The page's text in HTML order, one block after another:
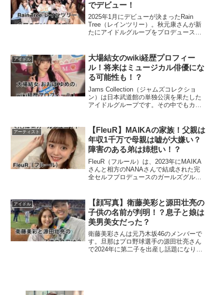
でデビュー！
2025年1月にデビューが決まったRain
Tree（レインツリー）。秋元康さんが新
たにアイドルグループをプロデュースし
ー・グループ名の由来などを調べてまと
め...
アイドル
大場結女のwiki経歴プロフィー
ル！将来はミュージカル俳優にな
る可能性も！？
Jams Collection（ジャムズコレクショ
ン）は日本武道館の単独公演を果たした
アイドルグループです。その中でもカワ
ロフィールを調べてまとめました。【ジ
ャム...
アーティスト
【FleuR】MAIKAの家族！父親は
年収1千万で母親は嘘が大嫌い？
障害のある弟は姉想い！？
FleuR（フルール）は、2023年にMAIKA
さんと相方のNANAさんで結成された完
全セルフプロデュースのガールズグルー
パフォーマンスでファンを獲得していま
す。今...
アイドル
【顔写真】衛藤美彩と源田壮亮の
子供の名前が判明！？息子と娘は
美男美女だった？
衛藤美彩さんは元乃木坂46のメンバーで
す。旦那はプロ野球選手の源田壮亮さん
で2024年に第二子を出産し話題になりま